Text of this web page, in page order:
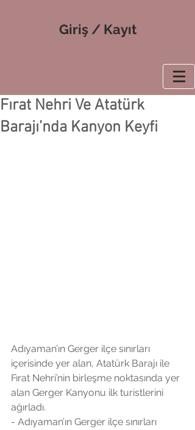
Giriş / Kayıt
Fırat Nehri Ve Atatürk
Barajı’nda Kanyon Keyfi
Adıyaman’ın Gerger ilçe sınırları
içerisinde yer alan, Atatürk Barajı ile
Fırat Nehri’nin birleşme noktasında yer
alan Gerger Kanyonu ilk turistlerini
ağırladı.
- Adıyaman’ın Gerger ilçe sınırları